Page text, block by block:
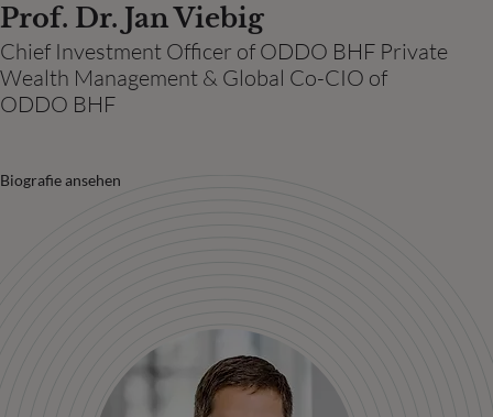
Prof. Dr. Jan Viebig
Chief Investment Officer of ODDO BHF Private
Wealth Management & Global Co-CIO of
ODDO BHF
Biografie ansehen